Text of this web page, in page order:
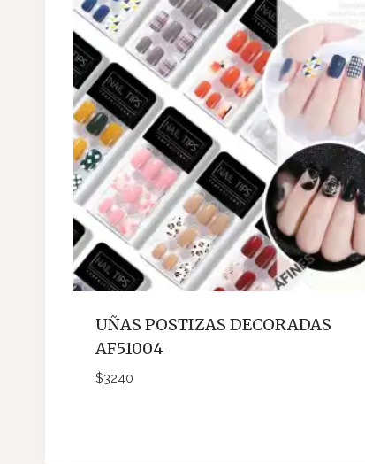
UÑAS POSTIZAS DECORADAS
AF51004
$3240